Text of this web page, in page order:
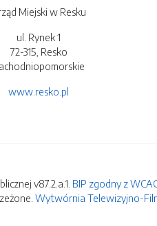
Miejski w Resku
ul. Rynek 1
72-315, Resko
www.resko.pl
v87.2.a.1. BIP zgodny z
Wytwórnia Telewizyjno-